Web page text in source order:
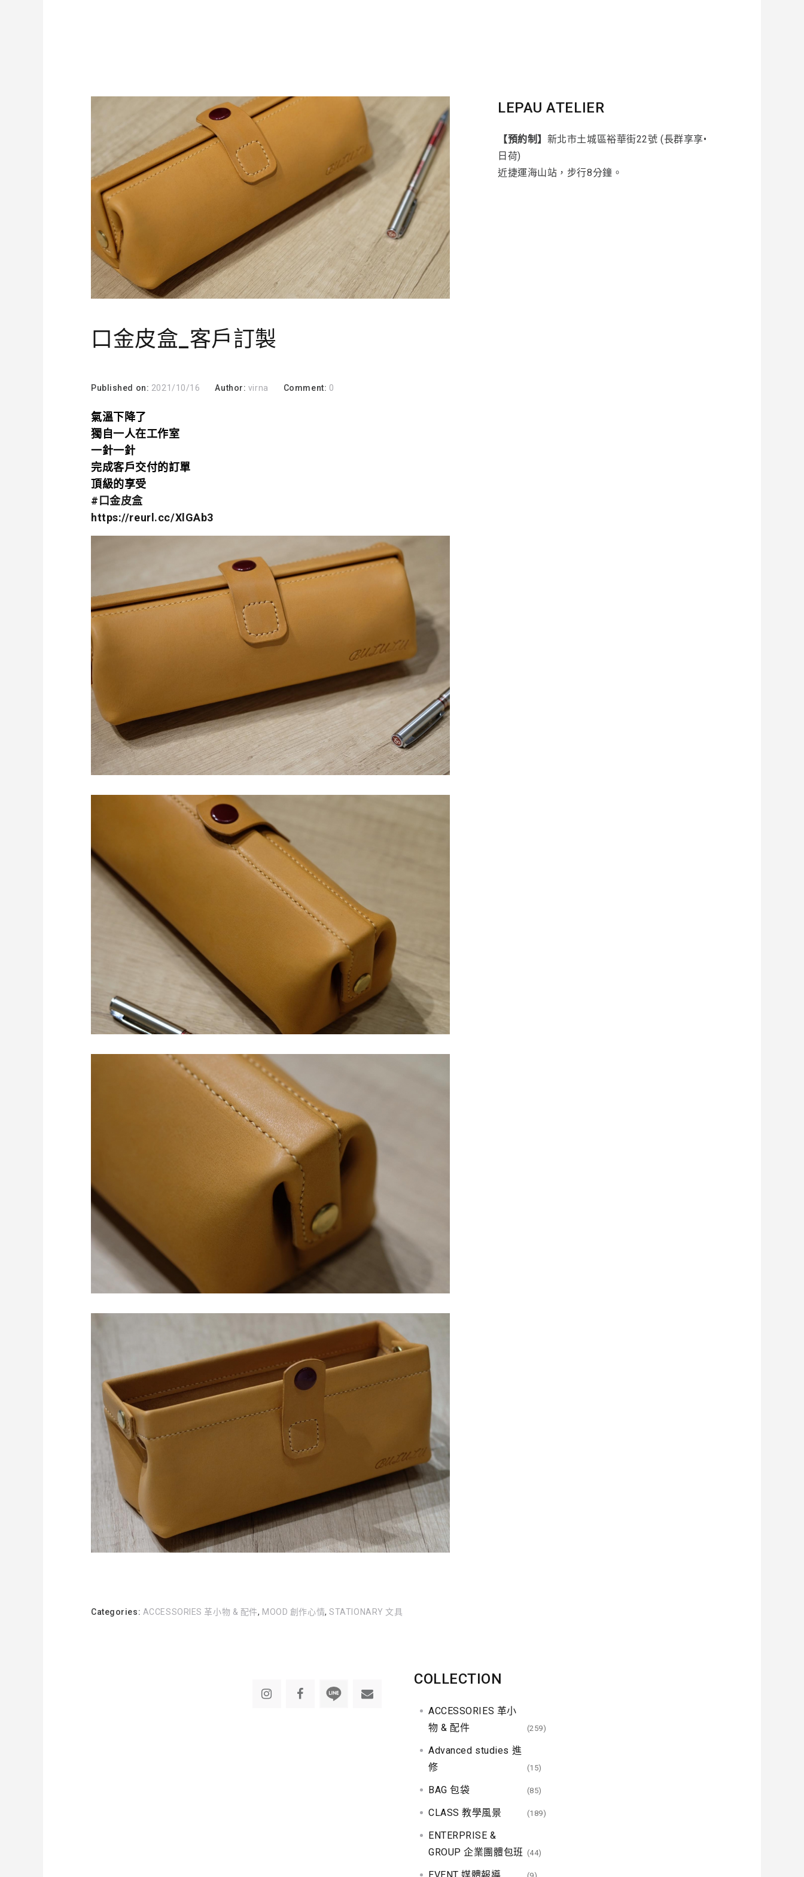
口金皮盒_客戶訂製
Published on: 2021/10/16 Author: virna Comment: 0
氣溫下降了
獨自一人在工作室
一針一針
完成客戶交付的訂單
頂級的享受
#口金皮盒
https://reurl.cc/XlGAb3
Categories: ACCESSORIES 革小物 & 配件, MOOD 創作心情,STATIONARY 文具
LEPAU ATELIER
【預約制】 新北市土城區裕華街22號 (長群享享•
日荷)
近捷運海山站，步行8分鐘。
COLLECTION
ACCESSORIES 革小
物 & 配件
(259)
Advanced studies 進
修
(15)
BAG 包袋 (85)
CLASS 教學風景 (189)
ENTERPRISE &
GROUP 企業團體包班 (44)
EVENT 媒體報導